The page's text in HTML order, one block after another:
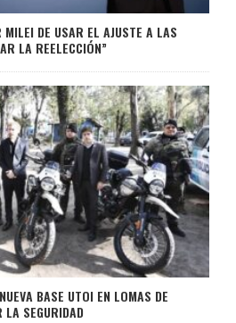
DE USAR EL AJUSTE A LAS
LA REELECCIÓN”
BASE UTOI EN LOMAS DE
SEGURIDAD